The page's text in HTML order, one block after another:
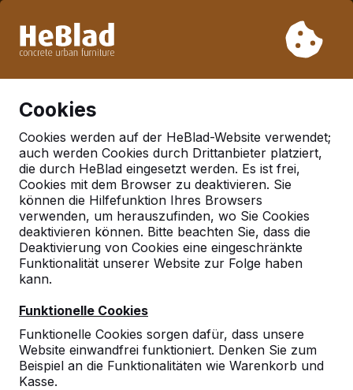
Woche 33 nicht. Bitte berücksichtigen Sie daher längere
Cookies
Cookies werden auf der HeBlad-Website verwendet;
auch werden Cookies durch Drittanbieter platziert,
die durch HeBlad eingesetzt werden. Es ist frei,
Cookies mit dem Browser zu deaktivieren. Sie
können die Hilfefunktion Ihres Browsers
verwenden, um herauszufinden, wo Sie Cookies
deaktivieren können. Bitte beachten Sie, dass die
Deaktivierung von Cookies eine eingeschränkte
Funktionalität unserer Website zur Folge haben
kann.
Funktionelle Cookies
Funktionelle Cookies sorgen dafür, dass unsere
Website einwandfrei funktioniert. Denken Sie zum
Beispiel an die Funktionalitäten wie Warenkorb und
Kasse.
Deutschland
Referenties in:Mainz
Geen reviews gevonden voor deze
locatie.